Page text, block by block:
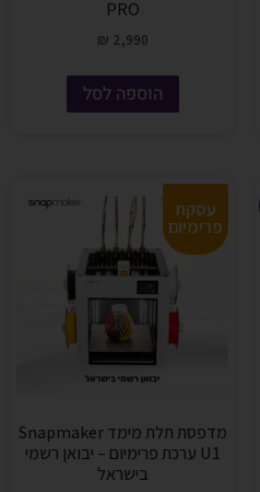
PRO
₪ 2,990
הוספה לסל
עסקת
פרימיום
מדפסת תלת מימד Snapmaker
U1 ערכת פרימיום – יבואן רשמי
בישראל